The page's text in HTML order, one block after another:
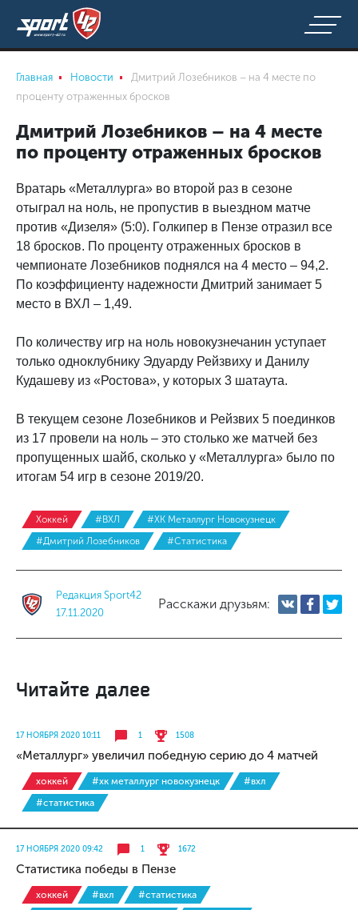
Главная Новости
Дмитрий Лозебников – на 4 месте по
проценту отраженных бросков
Дмитрий Лозебников – на 4 месте
по проценту отраженных бросков
Вратарь «Металлурга» во второй раз в сезоне
отыграл на ноль, не пропустив в выездном матче
против «Дизеля» (5:0). Голкипер в Пензе отразил все
18 бросков. По проценту отраженных бросков в
чемпионате Лозебников поднялся на 4 место – 94,2.
По коэффициенту надежности Дмитрий занимает 5
место в ВХЛ – 1,49.
По количеству игр на ноль новокузнечанин уступает
только одноклубнику Эдуарду Рейзвиху и Данилу
Кудашеву из «Ростова», у которых 3 шатаута.
В текущем сезоне Лозебников и Рейзвих 5 поединков
из 17 провели на ноль – это столько же матчей без
пропущенных шайб, сколько у «Металлурга» было по
итогам 54 игр в сезоне 2019/20.
Хоккей #ВХЛ
#ХК Металлург Новокузнецк
#Дмитрий Лозебников
#Статистика
Редакция Sport42
17.11.2020
Расскажи друзьям:
Читайте далее
17 НОЯБРЯ 2020 10:11 1 1508
«Металлург» увеличил победную серию до 4 матчей
хоккей #хк металлург новокузнецк
#вхл
#статистика
17 НОЯБРЯ 2020 09:42 1 1672
Статистика победы в Пензе
хоккей #вхл
#статистика